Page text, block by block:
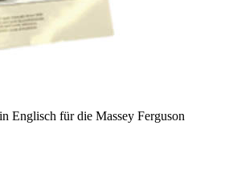
Englisch für die Massey Ferguson